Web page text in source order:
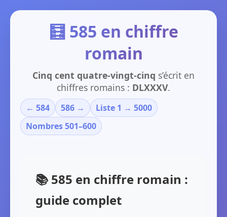
🧮 585 en chiffre
romain
Cinq cent quatre-vingt-cinq s’écrit en
chiffres romains : DLXXXV.
← 584 586 →
Liste 1 → 5000
Nombres 501–600
📚 585 en chiffre romain :
guide complet